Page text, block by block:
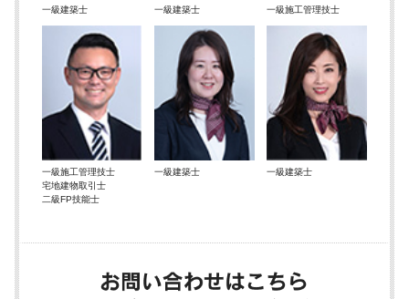
一級建築士 一級建築士 一級施工管理技士
一級施工管理技士
宅地建物取引士
二級FP技能士
一級建築士 一級建築士